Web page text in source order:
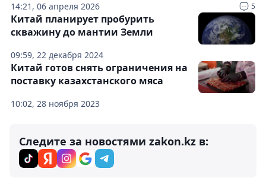
14:21, 06 апреля 2026 5
09:59, 22 декабря 2024
Китай планирует пробурить
скважину до мантии Земли
10:02, 28 ноября 2023
Китай готов снять ограничения на
поставку казахстанского мяса
Следите за новостями zakon.kz в: